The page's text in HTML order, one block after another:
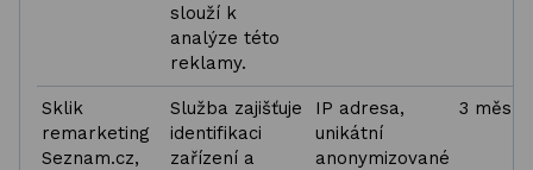
slouží k
analýze této
reklamy.
Sklik
remarketing
Seznam.cz,
Služba zajišťuje
identifikaci
zařízení a
IP adresa,
unikátní
anonymizované
3